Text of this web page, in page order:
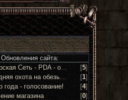
Обновления сайта:
» Сталкерская Сеть - PDA - обсуждение и предложения [5]
» Новогодняя охота на обезьян 2016!
[1]
года - голосование!
[4]
магазина
[0]